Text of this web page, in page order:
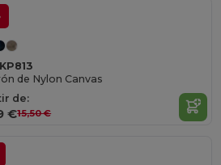
de Nylon Canvas
de:
€15,50 €